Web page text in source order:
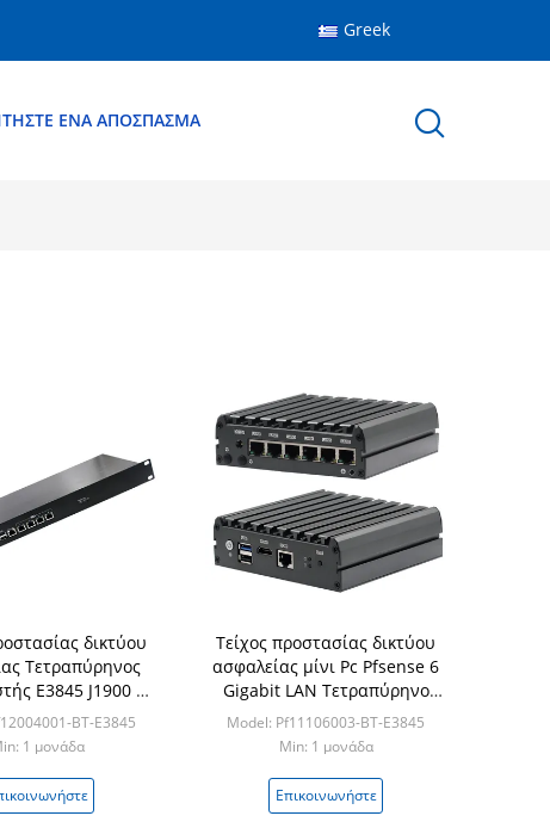
Greek
ΈΝΑ ΑΠΌΣΠΑΣΜΑ
δικτύου
Τετραπύρηνος
E3845 J1900 4
απομονωμένη
ισχύς
BT-E3845
1 μονάδα
Τείχος προστασίας δικτύου
ασφαλείας μίνι Pc Pfsense 6
Gigabit LAN Τετραπύρηνο
E3845 J1900
Model: Pf11106003-BT-E3845
Min: 1 μονάδα
Επικοινωνήστε